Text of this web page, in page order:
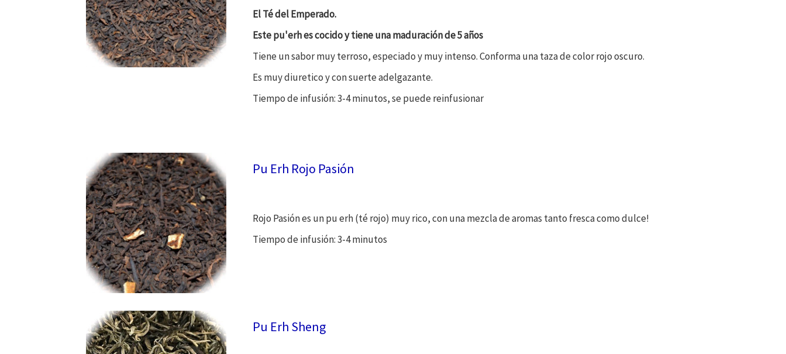
El Té del Emperado.
Este pu'erh es cocido y tiene una maduración de 5 años
Tiene un sabor muy terroso, especiado y muy intenso. Conforma una taza de color rojo oscuro.
Es muy diuretico y con suerte adelgazante.
Tiempo de infusión: 3-4 minutos, se puede reinfusionar
Pu Erh Rojo Pasión
Rojo Pasión es un pu erh (té rojo) muy rico, con una mezcla de aromas tanto fresca como dulce!
Tiempo de infusión: 3-4 minutos
Pu Erh Sheng